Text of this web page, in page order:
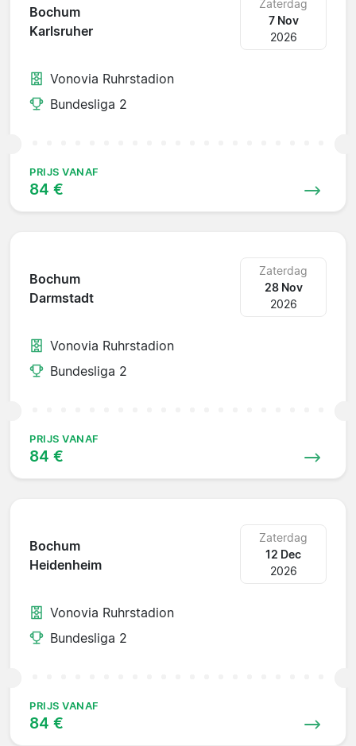
Bochum
Karlsruher
Zaterdag
7 Nov
2026
Vonovia Ruhrstadion
Bundesliga 2
PRIJS VANAF
84 €
Bochum
Darmstadt
Zaterdag
28 Nov
2026
Vonovia Ruhrstadion
Bundesliga 2
PRIJS VANAF
84 €
Bochum
Heidenheim
Zaterdag
12 Dec
2026
Vonovia Ruhrstadion
Bundesliga 2
PRIJS VANAF
84 €